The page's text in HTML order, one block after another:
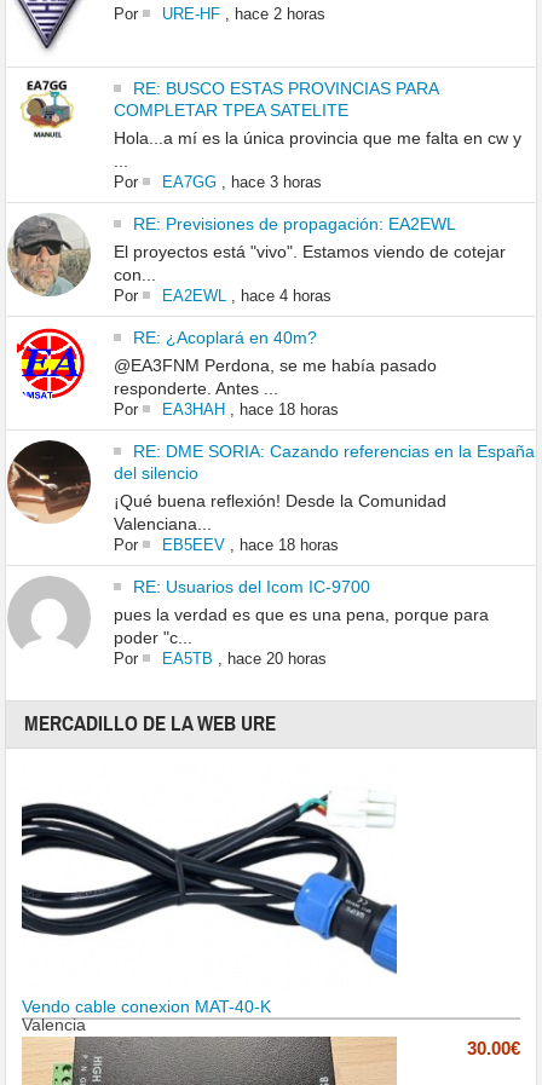
Por URE-HF, hace 2 horas
RE: BUSCO ESTAS PROVINCIAS PARA
COMPLETAR TPEA SATELITE
Hola...a mí es la única provincia que me falta en cw y
Por EA7GG, hace 3 horas
RE: Previsiones de propagación: EA2EWL
El proyectos está "vivo". Estamos viendo de cotejar
con...
Por EA2EWL, hace 4 horas
RE: ¿Acoplará en 40m?
@EA3FNM Perdona, se me había pasado
responderte. Antes ...
Por EA3HAH , hace 18 horas
RE: DME SORIA: Cazando referencias en la España
del silencio
¡Qué buena reflexión! Desde la Comunidad
Valenciana...
Por EB5EEV, hace 18 horas
RE: Usuarios del Icom IC-9700
pues la verdad es que es una pena, porque para
poder "c...
Por EA5TB , hace 20 horas
MERCADILLO DE LA WEB URE
Vendo cable conexion MAT-40-K
Valencia
30.00€